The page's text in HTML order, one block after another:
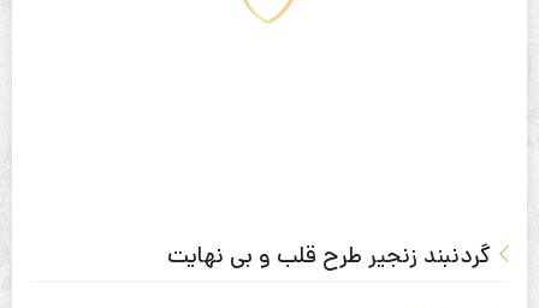
گردنبند زنجیر طرح قلب و بی نهایت